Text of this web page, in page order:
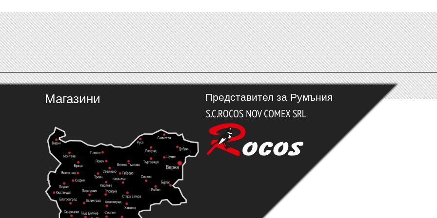
Магазини Представител за Румъния